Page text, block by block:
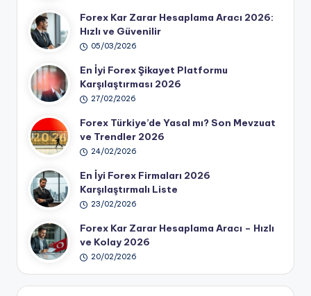
Forex Kar Zarar Hesaplama Aracı 2026:
Hızlı ve Güvenilir
05/03/2026
En İyi Forex Şikayet Platformu
Karşılaştırması 2026
27/02/2026
Forex Türkiye’de Yasal mı? Son Mevzuat
ve Trendler 2026
24/02/2026
En İyi Forex Firmaları 2026
Karşılaştırmalı Liste
23/02/2026
Forex Kar Zarar Hesaplama Aracı – Hızlı
ve Kolay 2026
20/02/2026